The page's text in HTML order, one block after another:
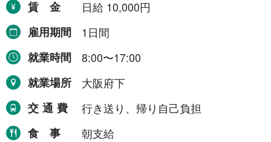
賃金
日給 10,000円
雇用期間
1日間
就業時間
8:00〜17:00
就業場所
大阪府下
交通費
行き送り、帰り自己負担
食事
朝支給